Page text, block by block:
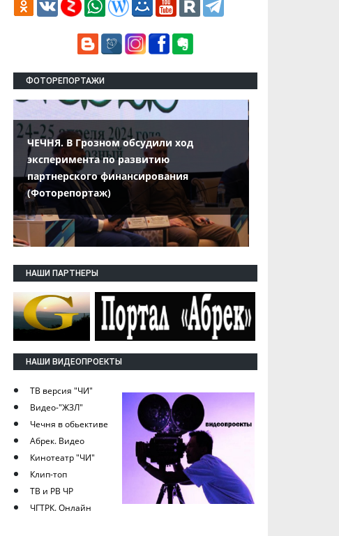
ФОТОРЕПОРТАЖИ
ЧЕЧНЯ. В Грозном обсудили ход
эксперимента по развитию
партнерского финансирования
(Фоторепортаж)
НАШИ ПАРТНЕРЫ
НАШИ ВИДЕОПРОЕКТЫ
ТВ версия "ЧИ"
Видео-"ЖЗЛ"
Чечня в обьективе
Абрек. Видео
Кинотеатр "ЧИ"
Клип-топ
ТВ и РВ ЧР
ЧГТРК. Онлайн